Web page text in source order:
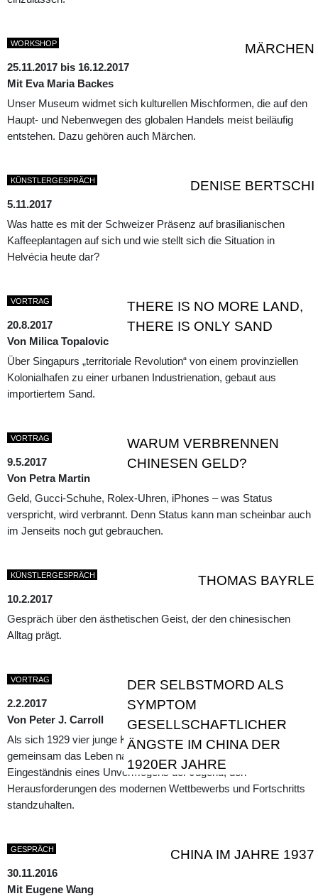
MÄRCHEN
WORKSHOP
25.11.2017 bis 16.12.2017
Mit Eva Maria Backes
Unser Museum widmet sich kulturellen Mischformen, die auf den
Haupt- und Nebenwegen des globalen Handels meist beiläufig
entstehen. Dazu gehören auch Märchen.
DENISE BERTSCHI
KÜNSTLERGESPRÄCH
5.11.2017
Was hatte es mit der Schweizer Präsenz auf brasilianischen
Kaffeeplantagen auf sich und wie stellt sich die Situation in
Helvécia heute dar?
THERE IS NO MORE LAND,
THERE IS ONLY SAND
VORTRAG
20.8.2017
Von Milica Topalovic
Über Singapurs „territoriale Revolution“ von einem provinziellen
Kolonialhafen zu einer urbanen Industrienation, gebaut aus
importiertem Sand.
WARUM VERBRENNEN
CHINESEN GELD?
VORTRAG
9.5.2017
Von Petra Martin
Geld, Gucci-Schuhe, Rolex-Uhren, iPhones – was Status
verspricht, wird verbrannt. Denn Status kann man scheinbar auch
im Jenseits noch gut gebrauchen.
THOMAS BAYRLE
KÜNSTLERGESPRÄCH
10.2.2017
Gespräch über den ästhetischen Geist, der den chinesischen
Alltag prägt.
DER SELBSTMORD ALS
SYMPTOM
GESELLSCHAFTLICHER
ÄNGSTE IM CHINA DER
1920ER JAHRE
VORTRAG
2.2.2017
Von Peter J. Carroll
Als sich 1929 vier junge Krankenpflegerinnen in Guangzhou
gemeinsam das Leben nahmen, wirkte das auf viele wie das
Eingeständnis eines Unvermögens der Jugend, den
Herausforderungen des modernen Wettbewerbs und Fortschritts
standzuhalten.
CHINA IM JAHRE 1937
GESPRÄCH
30.11.2016
Mit Eugene Wang